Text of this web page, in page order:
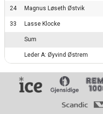
24 Magnus Løseth Østvik
33 Lasse Klocke
Sum
Leder A: Øyvind Østrem